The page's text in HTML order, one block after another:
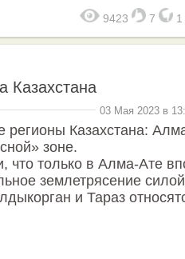
9423 7 1
Казахстана
03 Мая 2023 в
регионы Казахстана:
зоне.
что только в Алма-Ате
землетрясение
и Тараз